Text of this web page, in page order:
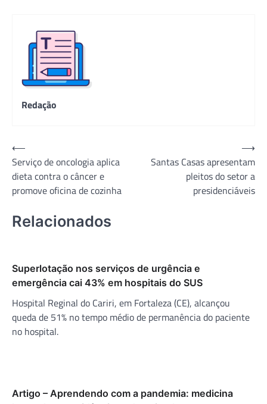
Redação
Navegação
de
Post
⟵
Serviço de oncologia aplica
dieta contra o câncer e
promove oficina de cozinha
Santas Casas apresentam
pleitos do setor a
presidenciáveis
⟶
Relacionados
Superlotação nos serviços de urgência e
emergência cai 43% em hospitais do SUS
Hospital Reginal do Cariri, em Fortaleza (CE), alcançou
queda de 51% no tempo médio de permanência do paciente
no hospital.
Artigo – Aprendendo com a pandemia: medicina